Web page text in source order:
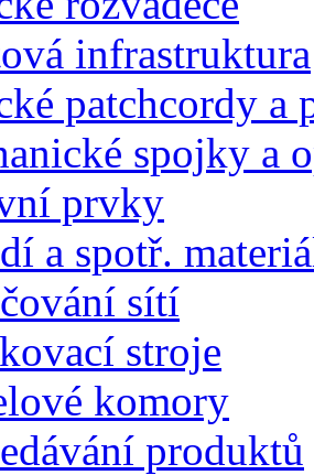
infrastruktura
patchcordy a
spojky a
prvky
a spotř.
sítí
stroje
komory
produktů